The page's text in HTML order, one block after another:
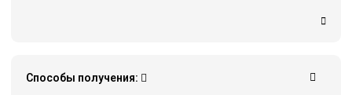
Способы получения: